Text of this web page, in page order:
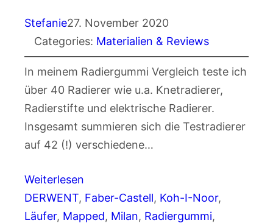
Stefanie27. November 2020
Categories: Materialien & Reviews
In meinem Radiergummi Vergleich teste ich
über 40 Radierer wie u.a. Knetradierer,
Radierstifte und elektrische Radierer.
Insgesamt summieren sich die Testradierer
auf 42 (!) verschiedene…
Weiterlesen
DERWENT, Faber-Castell, Koh-I-Noor
Läufer, Mapped, Milan, Radiergummi